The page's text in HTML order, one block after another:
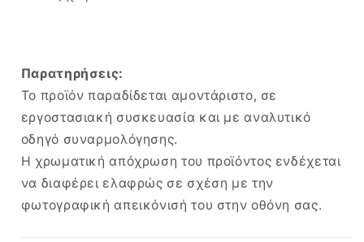
Παρατηρήσεις:
Το προϊόν παραδίδεται αμοντάριστο, σε
εργοστασιακή συσκευασία και με αναλυτικό
οδηγό συναρμολόγησης.
Η χρωματική απόχρωση του προϊόντος ενδέχεται
να διαφέρει ελαφρώς σε σχέση με την
φωτογραφική απεικόνισή του στην οθόνη σας.